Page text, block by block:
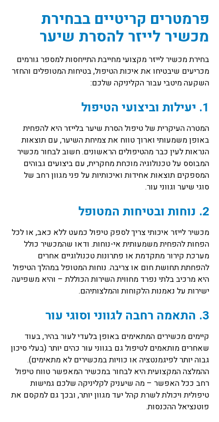
פרמטרים קריטיים בבחירת
מכשיר לייזר להסרת שיער
בחירת מכשיר לייזר מקצועי מחייבת התייחסות למספר גורמים
מכריעים שיבטיחו את איכות הטיפול, בטיחות המטופלים והחזר
השקעה מיטבי עבור הקליניקה שלכם:
1. יעילות וביצועי הטיפול
המטרה העיקרית של טיפול הסרת שיער בלייזר היא להפחית
באופן משמעותי וארוך טווח את צמיחת השיער, עם תוצאות
הנראות לעין כבר מהטיפולים הראשונים. חשוב לבחור מכשיר
המבוסס על טכנולוגיה מוכחת מחקרית, עם ביצועים גבוהים
המספקים תוצאות אחידות ואיכותיות על פני מגוון רחב של
סוגי שיער וגווני עור.
2. נוחות ובטיחות המטופל
מכשיר לייזר איכותי צריך לספק טיפול כמעט ללא כאב, או לכל
הפחות להפחית משמעותית אי-נוחות. ודאו שהמכשיר כולל
מערכת קירור מתקדמת או פתרונות טכנולוגיים אחרים
להפחתת תחושת חום או צריבה. נוחות המטופל במהלך הטיפול
היא מרכיב בלתי נפרד מחווית השירות הכוללת – והיא משפיעה
ישירות על נאמנות הלקוחות והמלצותיהם.
3. התאמה רחבה לגווני וסוגי עור
קיימים מכשירים המתאימים באופן בלעדי לעור בהיר, בעוד
שאחרים מותאמים לטיפול גם בגווני עור כהים יותר (בעלי סיכון
גבוה יותר לפיגמנטציה או כוויות במכשירים לא מתאימים).
ההמלצה המקצועית היא לבחור במכשיר המאפשר טווח טיפול
רחב ככל האפשר – מה שיעניק לקליניקה שלכם גמישות
טיפולית ויכולת לשרת קהל יעד מגוון יותר, ובכך גם למקסם את
פוטנציאל ההכנסות.